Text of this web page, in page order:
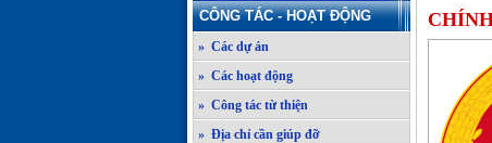
CÔNG TÁC - HOẠT ĐỘNG
» Các dự án
» Các hoạt động
» Công tác từ thiện
» Địa chỉ cần giúp đỡ